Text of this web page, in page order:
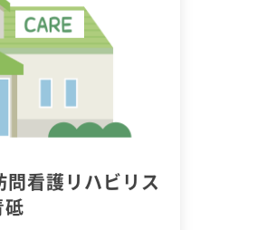
問看護リハビリス